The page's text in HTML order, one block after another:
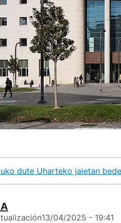
dute Uharteko jaietan
13/04/2025 - 19:41